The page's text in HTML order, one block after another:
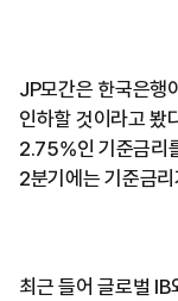
JP모간은 한국은행
인하할 것이라고 봤
2.75%인 기준금리
2분기에는 기준금
최근 들어 글로벌